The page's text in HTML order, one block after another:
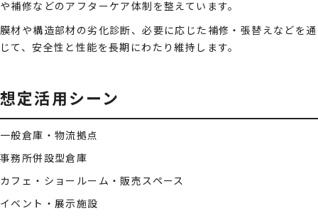
や補修などのアフターケア体制を整えています。
膜材や構造部材の劣化診断、必要に応じた補修・張替えなどを通
じて、安全性と性能を長期にわたり維持します。
想定活用シーン
一般倉庫・物流拠点
事務所併設型倉庫
カフェ・ショールーム・販売スペース
イベント・展示施設